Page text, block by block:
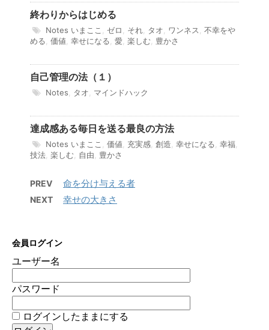
終わりからはじめる
Notes いまここ ゼロ それ タオ ワンネス
不幸をや
める 価値 幸せになる 愛 楽しむ 豊かさ
自己管理の法（１）
Notes タオ マインドハック
達成感ある毎日を送る最良の方法
Notes いまここ 価値 充実感 創造 幸せになる 幸福
技法 楽しむ 自由 豊かさ
PREV 命を分け与える者
NEXT 幸せの大きさ
会員ログイン
ユーザー名
パスワード
ログインしたままにする